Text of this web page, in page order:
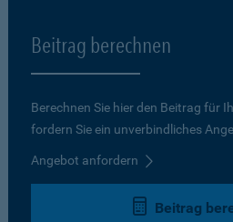
Beitrag berechnen
Berechnen Sie hier den Beitrag für
fordern Sie ein unverbindliches
Angebot anfordern
Beitrag